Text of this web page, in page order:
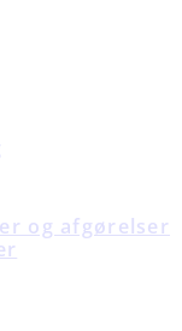
og afgørelser